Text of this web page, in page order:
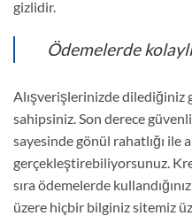
gizlidir.
Ödemelerde
Alışverişlerinizde dilediğiniz
sahipsiniz. Son derece
sayesinde gönül rahatlığı ile
gerçekleştirebiliyorsunuz.
sıra ödemelerde
üzere hiçbir bilginiz sitemiz